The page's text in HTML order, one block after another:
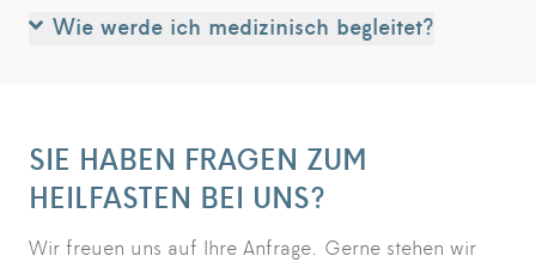
Wie werde ich medizinisch begleitet?
SIE HABEN FRAGEN ZUM
HEILFASTEN BEI UNS?
Wir freuen uns auf Ihre Anfrage. Gerne stehen wir